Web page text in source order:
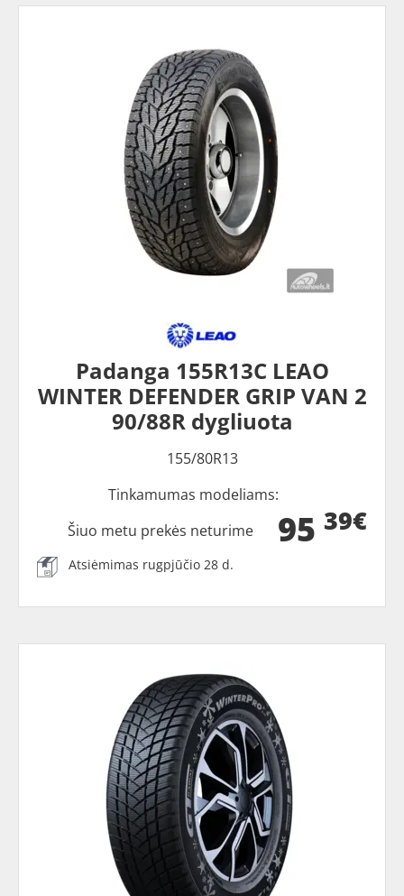
Padanga 155R13C LEAO
WINTER DEFENDER GRIP VAN 2
90/88R dygliuota
155/80R13
Tinkamumas modeliams:
95 39€
Šiuo metu prekės neturime
Atsiėmimas rugpjūčio 28 d.